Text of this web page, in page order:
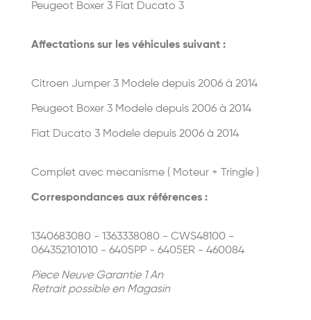
Peugeot Boxer 3 Fiat Ducato 3
Affectations sur les véhicules suivant :
Citroen Jumper 3 Modele depuis 2006 à 2014
Peugeot Boxer 3 Modele depuis 2006 à 2014
Fiat Ducato 3 Modele depuis 2006 à 2014
Complet avec mecanisme ( Moteur + Tringle )
Correspondances aux références :
1340683080 - 1363338080 - CWS48100 -
064352101010 - 6405PP - 6405ER - 460084
Piece Neuve Garantie 1 An
Retrait possible en Magasin